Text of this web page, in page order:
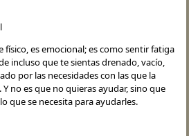
físico, es emocional; es como sentir fatiga
incluso que te sientas drenado, vacío,
por las necesidades con las que la
no es que no quieras ayudar, sino que
que se necesita para ayudarles.